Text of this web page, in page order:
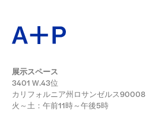
展示スペース
3401 W.43位
カリフォルニア州ロサンゼルス90008
火～土：午前11時～午後5時